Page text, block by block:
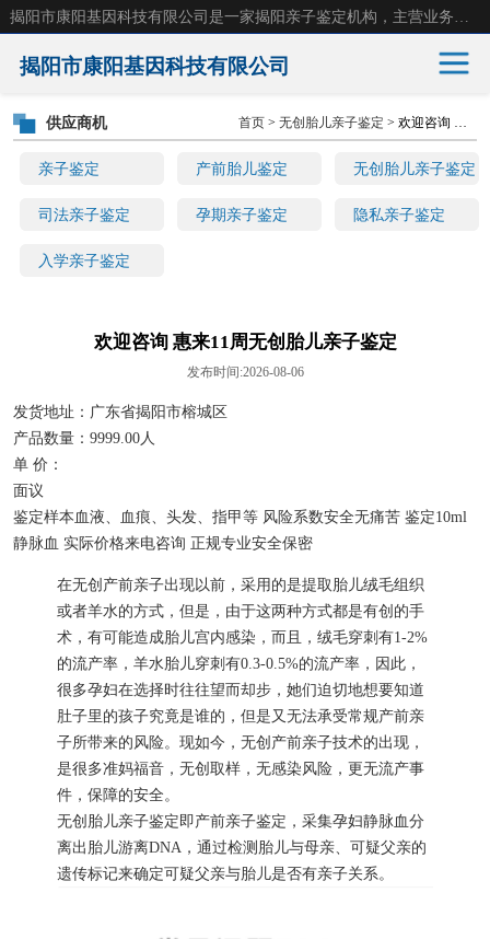
揭阳市康阳基因科技有限公司
亲子鉴定 产前胎儿鉴定 无创胎儿亲子鉴定
司法亲子鉴定 孕期亲子鉴定 隐私亲子鉴定
入学亲子鉴定
供应商机 首页 > 无创胎儿亲子鉴定 > 欢迎咨询 惠来11周无创胎儿亲子鉴定
欢迎咨询 惠来11周无创胎儿亲子鉴定
发布时间:2026-08-06
发货地址：广东省揭阳市榕城区
产品数量：9999.00人
单 价：
面议
鉴定样本血液、血痕、头发、指甲等 风险系数安全无痛苦 鉴定10ml
静脉血 实际价格来电咨询 正规专业安全保密
在无创产前亲子出现以前，采用的是提取胎儿绒毛组织
或者羊水的方式，但是，由于这两种方式都是有创的手
术，有可能造成胎儿宫内感染，而且，绒毛穿刺有1-2%
的流产率，羊水胎儿穿刺有0.3-0.5%的流产率，因此，
很多孕妇在选择时往往望而却步，她们迫切地想要知道
肚子里的孩子究竟是谁的，但是又无法承受常规产前亲
子所带来的风险。现如今，无创产前亲子技术的出现，
是很多准妈福音，无创取样，无感染风险，更无流产事
件，保障的安全。
无创胎儿亲子鉴定即产前亲子鉴定，采集孕妇静脉血分
离出胎儿游离DNA，通过检测胎儿与母亲、可疑父亲的
遗传标记来确定可疑父亲与胎儿是否有亲子关系。
亲子鉴定 产前胎儿鉴定
无创胎儿亲子鉴定 司法亲子鉴定
孕期亲子鉴定